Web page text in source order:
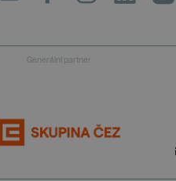
Generální partner